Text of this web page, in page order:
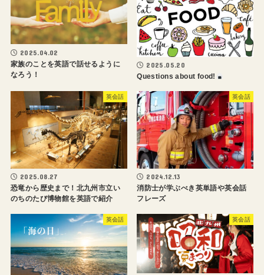
2025.04.02
家族のことを英語で話せるように
なろう！
2025.05.20
Questions about food!
英会話
2025.08.27
恐竜から歴史まで！北九州市立い
のちのたび博物館を英語で紹介
英会話
2024.12.13
消防士が学ぶべき英単語や英会話
フレーズ
英会話 英会話